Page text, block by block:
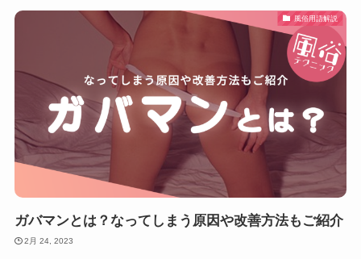
風俗用語解説
ガバマンとは？なってしまう原因や改善方法もご紹介
2月 24, 2023